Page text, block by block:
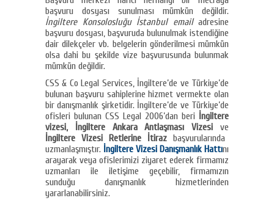
başvuru dosyası sunulması mümkün değildir.
İngiltere Konsolosluğu İstanbul emailadresine
başvuru dosyası, başvuruda bulunulmak istendiğine
dair dilekçeler vb. belgelerin gönderilmesi mümkün
olsa dahi bu şekilde vize başvurusunda bulunmak
mümkün değildir.
CSS & Co Legal Services, İngiltere’de ve Türkiye’de
bulunan başvuru sahiplerine hizmet vermekte olan
bir danışmanlık şirketidir. İngiltere’de ve Türkiye’de
ofisleri bulunan CSS Legal 2006’dan beri İngiltere
vizesi, İngiltere Ankara Antlaşması Vizesi ve
İngiltere Vizesi Retlerine İtiraz başvurularında
uzmanlaşmıştır. İngiltere Vizesi Danışmanlık Hattını
arayarak veya ofislerimizi ziyaret ederek firmamız
uzmanları ile iletişime geçebilir, firmamızın
sunduğu danışmanlık hizmetlerinden
yararlanabilirsiniz.